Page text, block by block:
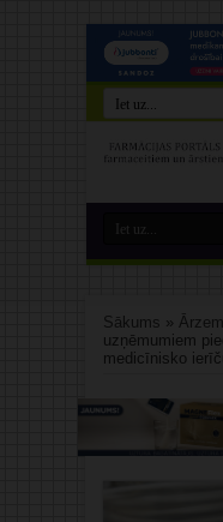
Sākums »
uzņēmumiem
medicīnisko